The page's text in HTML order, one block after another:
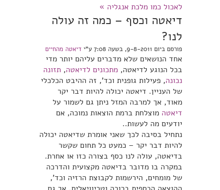
לאכול כמו מלכת אנגליה »
דיאטה וכסף – כמה זה עולה
לנו?
פורסם ביום 9-8-2011, בשעה 7:08 ע"י דיאטה מהחיים
אחד הנושאים שלא מדברים עליהם יותר מדי
בכל הנוגע לדיאטה, מתכונים לדיאטה, תזונה
נכונה, פעילות גופנית וכד’, זה ההיבט הכלכלי
של העניין. דיאטה יכולה להיות דבר יקר
מאוד, אך למרבה המזל ניתן גם לשמור על
דיאטה מוצלחת ברמת הוצאות נמוכה, אם
יודעים מה לעשות..
נתחיל בסיבה לכך שאני אומרת שדיאטה יכולה
להיות דבר יקר – כמעט כל תחום שקשר
בדיאטה, עולה לנו כסף בצורה כזו או אחרת.
במקרה בו מדובר בדיאטה מקצועית והדרכה
של מומחים, הירשמות לקבוצת הרזיה וכד’,